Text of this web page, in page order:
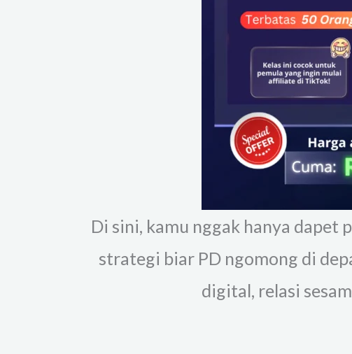
Di sini, kamu nggak hanya dapet
strategi biar PD ngomong di
digital, relasi